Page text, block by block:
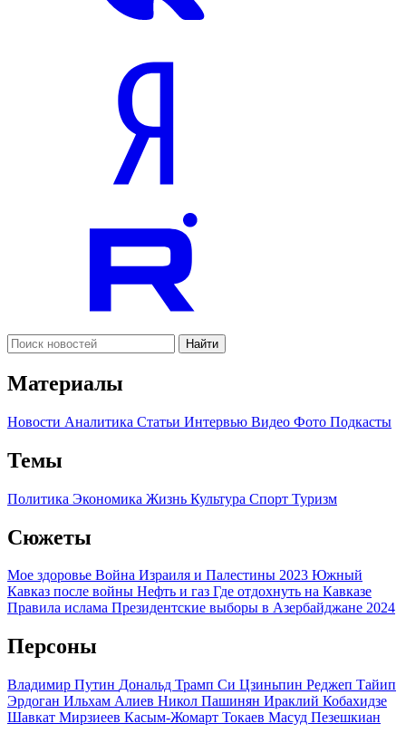
Найти
Материалы
Новости Аналитика Статьи Интервью Видео Фото Подкасты
Темы
Политика Экономика Жизнь Культура Спорт Туризм
Сюжеты
Мое здоровье Война Израиля и Палестины 2023 Южный
Кавказ после войны Нефть и газ Где отдохнуть на Кавказе
Правила ислама Президентские выборы в Азербайджане 2024
Персоны
Владимир Путин Дональд Трамп Си Цзиньпин Реджеп Тайип
Эрдоган Ильхам Алиев Никол Пашинян Ираклий Кобахидзе
Шавкат Мирзиеев Касым-Жомарт Токаев Масуд Пезешкиан